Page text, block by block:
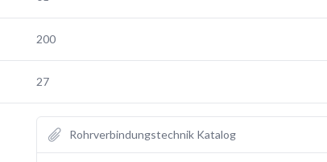
200
27
Rohrverbindungstechnik Katalog